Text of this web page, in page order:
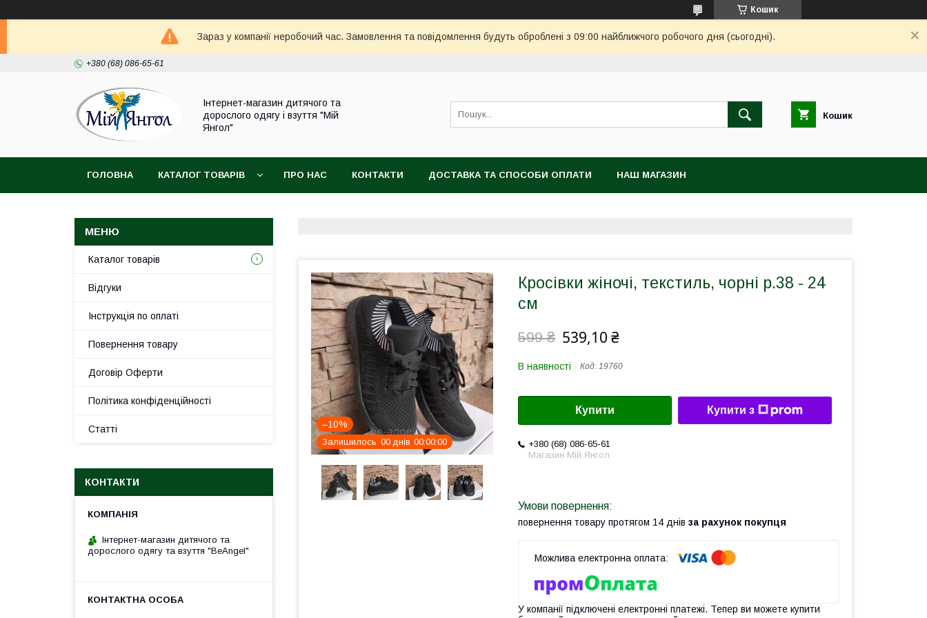
Кошик
Зараз у компанії неробочий час. Замовлення та повідомлення будуть оброблені з 09:00 найближчого робочого дня (сьогодні).
+380 (68) 086-65-61
Інтернет-магазин дитячого та
дорослого одягу і взуття "Мій
Янгол"
Кошик
ГОЛОВНА КАТАЛОГ ТОВАРІВ ПРО НАС КОНТАКТИ ДОСТАВКА ТА СПОСОБИ ОПЛАТИ НАШ МАГАЗИН
–10%
Залишилось 00 днів 00 00 00
Кросівки жіночі, текстиль, чорні р.38 - 24
см
599 ₴ 539,10 ₴
В наявності Код: 19760
Купити Купити з
+380 (68) 086-65-61
Магазин Мій Янгол
повернення товару протягом 14 днів за рахунок покупця
У компанії підключені електронні платежі. Тепер ви можете купити
Каталог товарів
Відгуки
Інструкція по оплаті
Повернення товару
Договір Оферти
Політика конфіденційності
Статті
КОНТАКТИ
Інтернет-магазин дитячого та
дорослого одягу та взуття "BeAngel"